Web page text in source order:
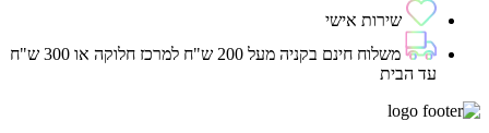
שירות אישי
משלוח חינם בקניה מעל 200 ש"ח למרכז חלוקה או 300 ש"ח
עד הבית